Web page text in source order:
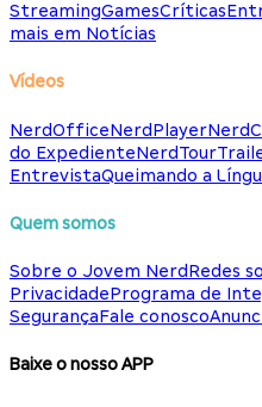
StreamingGamesCríticas
mais em Notícias
Vídeos
NerdOfficeNerdPlayer
do ExpedienteNerdTour
EntrevistaQueimando a
Quem somos
Sobre o Jovem NerdRedes
PrivacidadePrograma de
SegurançaFale conosco
Baixe o nosso APP